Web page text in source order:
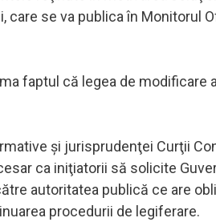
se va publica în Monitorul
faptul că legea de modificare
şi jurisprudenţei Curţii
ca iniţiatorii să solicite
autoritatea publică ce are
procedurii de legiferare.